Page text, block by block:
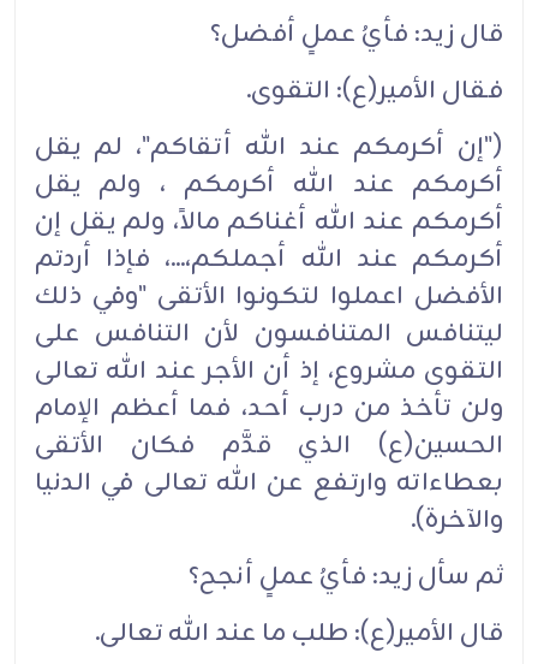
قال زيد: فأيُ عملٍ أفضل؟
فقال الأمير(ع): التقوى.
("إن أكرمكم عند الله أتقاكم"، لم يقل
أكرمكم عند الله أكرمكم ، ولم يقل
أكرمكم عند الله أغناكم مالاً، ولم يقل إن
أكرمكم عند الله أجملكم،...، فإذا أردتم
الأفضل اعملوا لتكونوا الأتقى "وفي ذلك
ليتنافس المتنافسون لأن التنافس على
التقوى مشروع، إذ أن الأجر عند الله تعالى
ولن تأخذ من درب أحد، فما أعظم الإمام
الحسين(ع) الذي قدَّم فكان الأتقى
بعطاءاته وارتفع عن الله تعالى في الدنيا
والآخرة).
ثم سأل زيد: فأيُ عملٍ أنجح؟
قال الأمير(ع): طلب ما عند الله تعالى.